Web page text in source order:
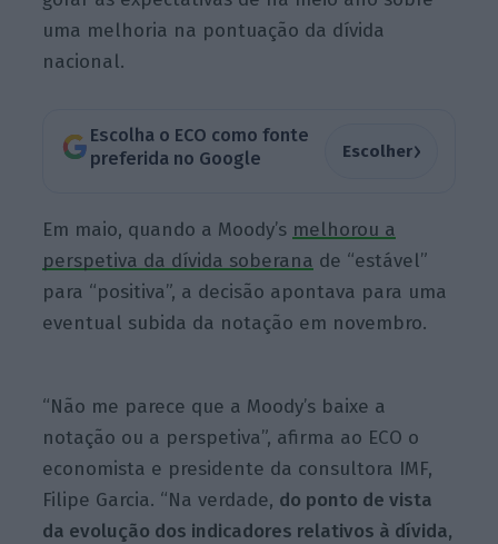
uma melhoria na pontuação da dívida
nacional.
Escolha o ECO como fonte
preferida no Google
Escolher›
Em maio, quando a Moody’s melhorou a
perspetiva da dívida soberana de “estável”
para “positiva”, a decisão apontava para uma
eventual subida da notação em novembro.
“Não me parece que a Moody’s baixe a
notação ou a perspetiva”, afirma ao ECO o
economista e presidente da consultora IMF,
Filipe Garcia. “Na verdade, do ponto de vista
da evolução dos indicadores relativos à dívida,